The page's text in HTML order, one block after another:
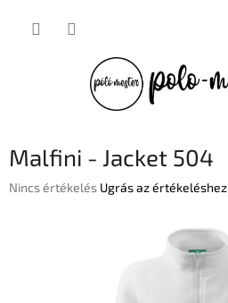
Malfini - Jacket 504
A
Nincs értékelés Ugrás az értékeléshez